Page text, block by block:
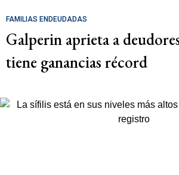
FAMILIAS ENDEUDADAS
Galperin aprieta a
tiene ganancias récord